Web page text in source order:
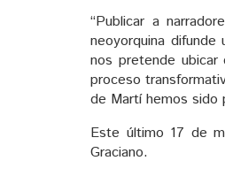
“Publicar a
neoyorquina
nos pretende ubicar
proceso
de Martí hemos sido
Este último 17 de
Graciano.